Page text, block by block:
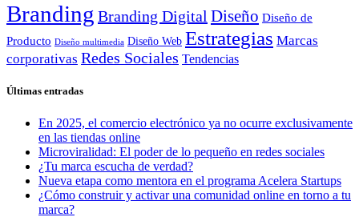
Branding Branding Digital Diseño Diseño de
Producto Diseño multimedia Diseño Web Estrategias Marcas
corporativas Redes Sociales Tendencias
Últimas entradas
En 2025, el comercio electrónico ya no ocurre exclusivamente
en las tiendas online
Microviralidad: El poder de lo pequeño en redes sociales
¿Tu marca escucha de verdad?
Nueva etapa como mentora en el programa Acelera Startups
¿Cómo construir y activar una comunidad online en torno a tu
marca?